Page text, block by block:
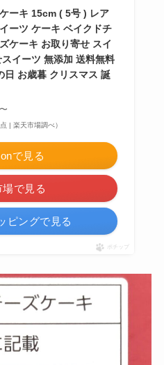
ーキ 15cm ( 5号 ) レア
ーツ ケーキ ベイクドチ
ケーキ お取り寄せ スイ
イーツ 無添加 送料無料
日 お歳暮 クリスマス 誕
| 楽天市場調べ）
で見る
で見る
ピングで見る
ポチップ